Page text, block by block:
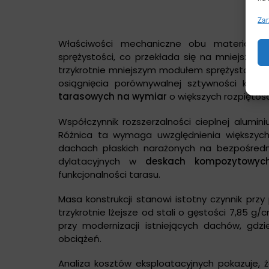
Właściwości mechaniczne obu
sprężystości, co przekłada się na mniejsze
trzykrotnie mniejszym modułem
osiągnięcia porównywalnej sztywności
tarasowych na wymiar o większych
Współczynnik rozszerzalności cieplnej
Różnica ta wymaga uwzględnienia
dachach płaskich narażonych na
dylatacyjnych w deskach
funkcjonalności tarasu.
Masa konstrukcji stanowi istotny czynnik
trzykrotnie lżejsze od stali o gęstości 7,85 g/
przy modernizacji istniejących dachów,
obciążeń.
Analiza kosztów eksploatacyjnych pokazuje,